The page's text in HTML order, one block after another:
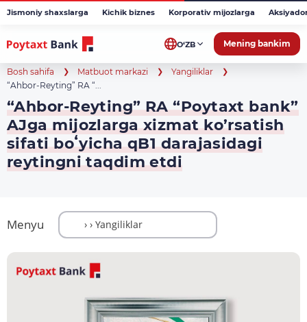
Jismoniy shaxslarga Kichik biznes Korporativ mijozlarga
O‘ZB Mening bankim
Bosh sahifa Matbuot markazi
Yangiliklar
“Ahbor-Reyting” RA “...
“Ahbor-Reyting” RA “Poytaxt bank”
AJga mijozlarga xizmat ko’rsatish
sifati boʻyicha qB1 darajasidagi
reytingni taqdim etdi
Menyu